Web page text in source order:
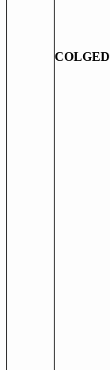
COLGED